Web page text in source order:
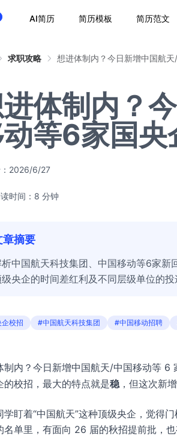
AI简历 简历模板 简历范文
求职攻略 想进体制内？今日新增中国航
体制内？
等6家国央
2026/6/27
时间：8 分钟
章摘要
中国航天科技集团、中国移动等6家
央企的时间差红利及不同层级单位的
校招 #中国航天科技集团 #中国移动招聘
制内？今日新增中国航天/中国移动等 6
的校招，最大的特点就是稳，但这次新
学盯着“中国航天”这种顶级央企，觉得
名单里，有面向 26 届的秋招提前批，